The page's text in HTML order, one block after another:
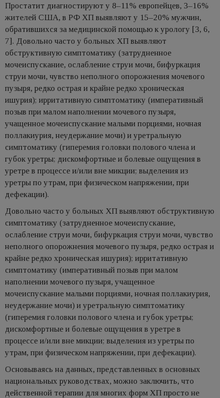
Простатит диагностируют у 8–11% европейцев, 3–16%
жителей США, в РФ ХП выявляют у 15–20% мужчин,
обратившихся за медицинской помощью к урологу [3, 6,
7]. Довольно часто у больных ХП выявляют
обструктивную симптoматику (затрудненное
мочеиспускание, ослабление струи мочи, бифуркация
струи мочи, чувство неполного опорожнения мочевого
пузыря, редко острая и крайне редко хроническая
ишурия); ирритативную симптоматику (императивный
позыв при малом наполнении мочевого пузыря,
учащенное мочеиспускание малыми порциями, ночная
поллакиурия, неудержание мочи) и уретральную
симптоматику (гиперемия головки полового члена и
губок уретры; дискомфортные и болевые ощущения в
уретре в процессе и/или вне микции; выделения из
уретры по утрам, при физическом напряжении, при
дефекации).
Довольно часто у больных ХП выявляют обструктивную
симптoматику (затрудненное мочеиспускание,
ослабление струи мочи, бифуркация струи мочи, чувство
неполного опорожнения мочевого пузыря, редко острая и
крайне редко хроническая ишурия); ирритативную
симптоматику (императивный позыв при малом
наполнении мочевого пузыря, учащенное
мочеиспускание малыми порциями, ночная поллакиурия,
неудержание мочи) и уретральную симптоматику
(гиперемия головки полового члена и губок уретры;
дискомфортные и болевые ощущения в уретре в
процессе и/или вне микции; выделения из уретры по
утрам, при физическом напряжении, при дефекации).
Основываясь на данных, представленных в основных
национальных руководствах, можно заключить, что
действенной терапии для многих форм ХП просто не